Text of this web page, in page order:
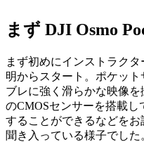
まず DJI Osmo
まず初めにインストラクタ
明からスタート。ポケット
ブレに強く滑らかな映像
のCMOSセンサーを搭載
することができるなどを
聞き入っている様子でした